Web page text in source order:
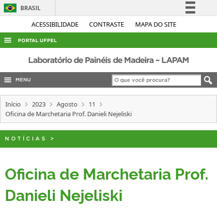
ACESSIBILIDADE CONTRASTE MAPA DO SITE
BRASIL
Simplifique!
Legislação
Canais
PORTAL UFPEL
ACESSO À INFORMAÇÃO
AUDITORIA
CONCURSOS
EDITAIS
INTERNACIONAL
PORTARIAS
Laboratório de Painéis de Madeira – LAPAM
MENU
Início 2023 Agosto
11
Oficina de Marchetaria Prof. Danieli Nejeliski
NOTÍCIAS >
Oficina de Marchetaria Prof.
Danieli Nejeliski